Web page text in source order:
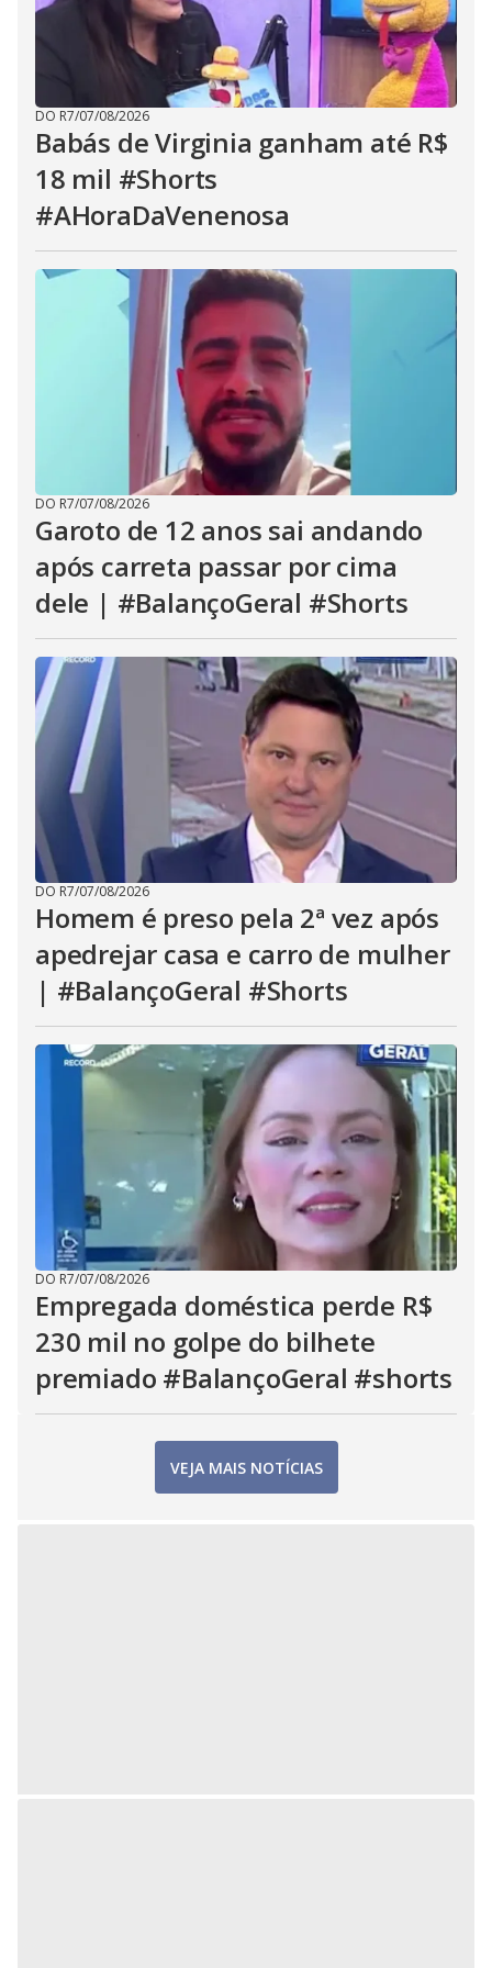
DO R7/07/08/2026
Babás de Virginia ganham até R$
18 mil #Shorts
#AHoraDaVenenosa
DO R7/07/08/2026
Garoto de 12 anos sai andando
após carreta passar por cima
dele | #BalançoGeral #Shorts
DO R7/07/08/2026
Homem é preso pela 2ª vez após
apedrejar casa e carro de mulher
| #BalançoGeral #Shorts
DO R7/07/08/2026
Empregada doméstica perde R$
230 mil no golpe do bilhete
premiado #BalançoGeral #shorts
VEJA MAIS NOTÍCIAS